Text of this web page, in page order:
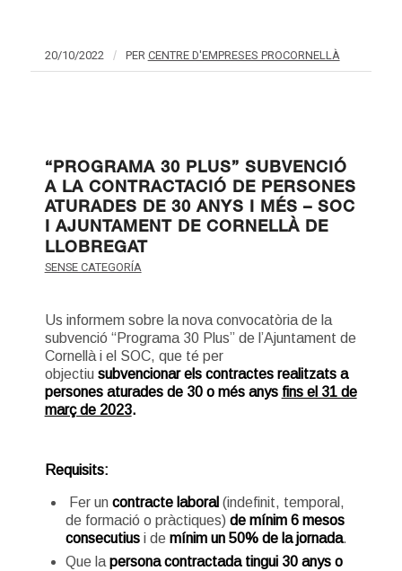
20/10/2022 / PER CENTRE D'EMPRESES PROCORNELLÀ
“PROGRAMA 30 PLUS” SUBVENCIÓ
A LA CONTRACTACIÓ DE PERSONES
ATURADES DE 30 ANYS I MÉS – SOC
I AJUNTAMENT DE CORNELLÀ DE
LLOBREGAT
SENSE CATEGORÍA
Us informem sobre la nova convocatòria de la
subvenció “Programa 30 Plus” de l’Ajuntament de
Cornellà i el SOC, que té per
objectiu subvencionar els contractes realitzats a
persones aturades de 30 o més anys fins el 31 de
març de 2023.
Requisits:
Fer un contracte laboral (indefinit, temporal,
de formació o pràctiques) de mínim 6 mesos
consecutiusi de mínim un 50% de la jornada.
Que lapersona contractada tingui 30 anys o